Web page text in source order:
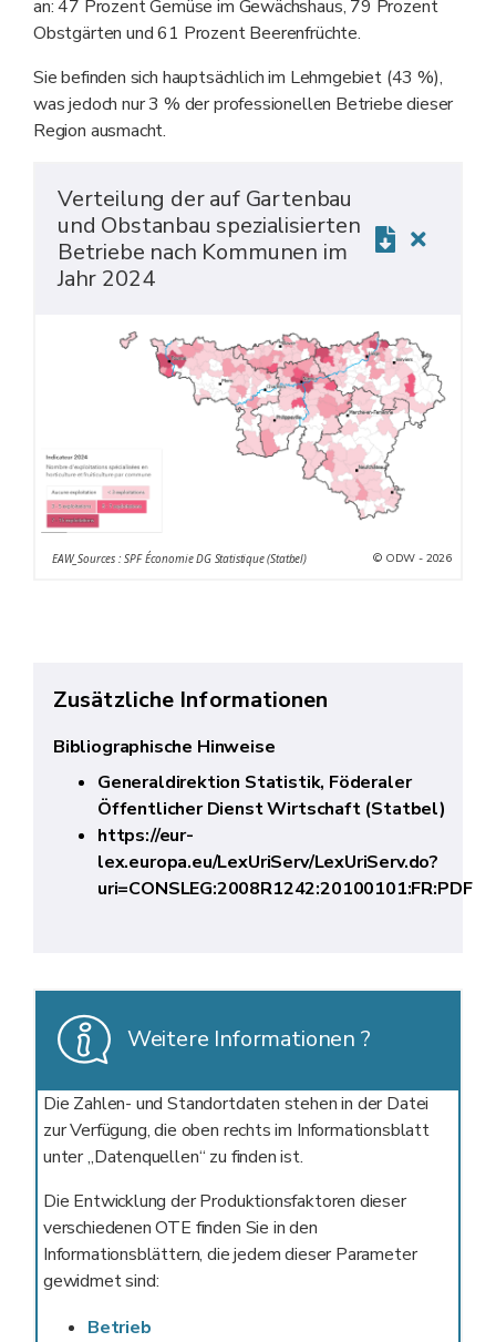
an: 47 Prozent Gemüse im Gewächshaus, 79 Prozent
Obstgärten und 61 Prozent Beerenfrüchte.
Sie befinden sich hauptsächlich im Lehmgebiet (43 %),
was jedoch nur 3 % der professionellen Betriebe dieser
Region ausmacht.
Verteilung der auf Gartenbau
und Obstanbau spezialisierten
Betriebe nach Kommunen im
Jahr 2024
EAW_Sources : SPF Économie DG Statistique (Statbel) © ODW - 2026
Zusätzliche Informationen
Bibliographische Hinweise
Generaldirektion Statistik, Föderaler
Öffentlicher Dienst Wirtschaft (Statbel)
https://eur-
lex.europa.eu/LexUriServ/LexUriServ.do?
uri=CONSLEG:2008R1242:20100101:FR:PDF
Weitere Informationen ?
Die Zahlen- und Standortdaten stehen in der Datei
zur Verfügung, die oben rechts im Informationsblatt
unter „Datenquellen“ zu finden ist.
Die Entwicklung der Produktionsfaktoren dieser
verschiedenen OTE finden Sie in den
Informationsblättern, die jedem dieser Parameter
gewidmet sind:
Betrieb